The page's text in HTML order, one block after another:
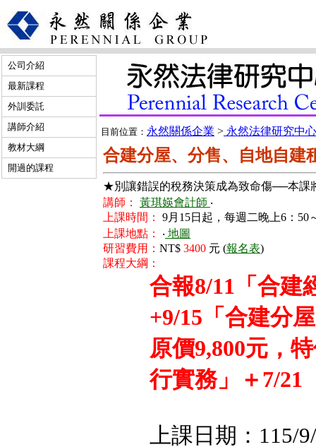
公司介紹
最新課程
外訓委託
講師介紹
教材大綱
開過的課程
目前位置： 永然關係企業 > 永然法律研究中心
合建分屋、分售、自地自建
★別讓錯誤的稅務決策成為致命傷──本課
講師：
黃琪媖會計師 ‧
上課時間：
9月15日起，每週二晚上6：50
上課地點：
‧ 地圖
研習費用： NT$ 3400 元 (報名表)
課程大綱：
合報8/11「合建
+9/15「合建分
原價9,800元，
行實務」＋7/21
上課日期：115/